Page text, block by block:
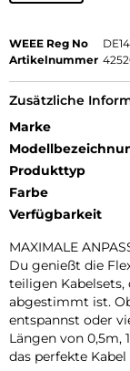
WEEE Reg No
Artikelnummer
Zusätzliche
Marke
Produkttyp
Farbe
Verfügbarkeit
MAXIMALE
Du genießt die
teiligen Kabelsets,
abgestimmt ist.
entspannst oder
Längen von 0,5m,
das perfekte